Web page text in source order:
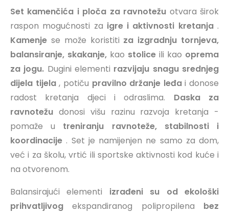
Set kamenčića i ploča za ravnotežu otvara širok
raspon mogućnosti za igre i aktivnosti kretanja.
Kamenje se može koristiti za izgradnju tornjeva,
balansiranje, skakanje, kao stolice ili kao oprema
za jogu. Dugini elementi razvijaju snagu srednjeg
dijela tijela, potiču pravilno držanje leđai donose
radost kretanja djeci i odraslima. Daska za
ravnotežu donosi višu razinu razvoja kretanja -
pomaže u treniranju ravnoteže, stabilnosti i
koordinacije . Set je namijenjen ne samo za dom,
već i za školu, vrtić ili sportske aktivnosti kod kuće i
na otvorenom.
Balansirajući elementi izrađeni su od ekološki
prihvatljivog ekspandiranog polipropilena bez